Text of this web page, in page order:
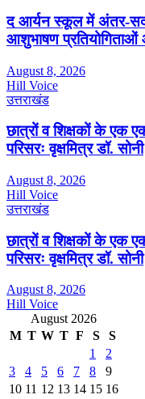
द आर्यन स्कूल में अंतर-
आशुभाषण प्रतियोगिताओं
August 8, 2026
Hill Voice
उत्तराखंड
छात्रों व शिक्षकों के एक
परिसरः वृक्षमित्र डॉ. सोनी
August 8, 2026
Hill Voice
उत्तराखंड
छात्रों व शिक्षकों के एक
परिसरः वृक्षमित्र डॉ. सोनी
August 8, 2026
Hill Voice
August 2026
M T W T F S
S
1
2
3
4 5 6 7 8
9
10 11 12 13 14 15 16